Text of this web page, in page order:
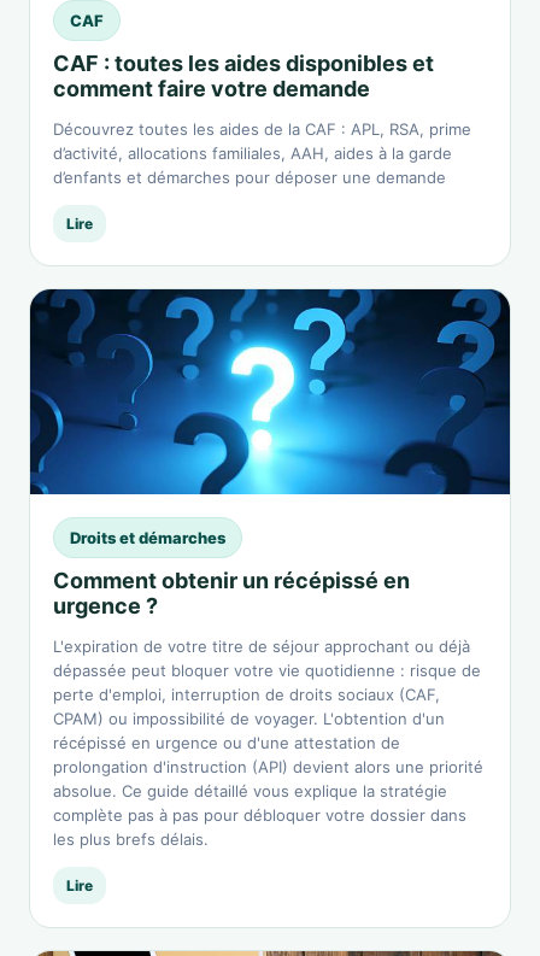
CAF
CAF : toutes les aides disponibles et
comment faire votre demande
Découvrez toutes les aides de la CAF : APL, RSA, prime
d’activité, allocations familiales, AAH, aides à la garde
d’enfants et démarches pour déposer une demande
Lire
Droits et démarches
Comment obtenir un récépissé en
urgence ?
L'expiration de votre titre de séjour approchant ou déjà
dépassée peut bloquer votre vie quotidienne : risque de
perte d'emploi, interruption de droits sociaux (CAF,
CPAM) ou impossibilité de voyager. L'obtention d'un
récépissé en urgence ou d'une attestation de
prolongation d'instruction (API) devient alors une priorité
absolue. Ce guide détaillé vous explique la stratégie
complète pas à pas pour débloquer votre dossier dans
les plus brefs délais.
Lire